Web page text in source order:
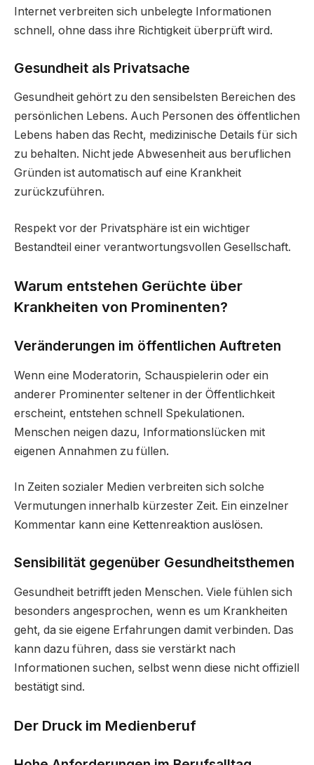
Internet verbreiten sich unbelegte Informationen
schnell, ohne dass ihre Richtigkeit überprüft wird.
Gesundheit als Privatsache
Gesundheit gehört zu den sensibelsten Bereichen des
persönlichen Lebens. Auch Personen des öffentlichen
Lebens haben das Recht, medizinische Details für sich
zu behalten. Nicht jede Abwesenheit aus beruflichen
Gründen ist automatisch auf eine Krankheit
zurückzuführen.
Respekt vor der Privatsphäre ist ein wichtiger
Bestandteil einer verantwortungsvollen Gesellschaft.
Warum entstehen Gerüchte über
Krankheiten von Prominenten?
Veränderungen im öffentlichen Auftreten
Wenn eine Moderatorin, Schauspielerin oder ein
anderer Prominenter seltener in der Öffentlichkeit
erscheint, entstehen schnell Spekulationen.
Menschen neigen dazu, Informationslücken mit
eigenen Annahmen zu füllen.
In Zeiten sozialer Medien verbreiten sich solche
Vermutungen innerhalb kürzester Zeit. Ein einzelner
Kommentar kann eine Kettenreaktion auslösen.
Sensibilität gegenüber Gesundheitsthemen
Gesundheit betrifft jeden Menschen. Viele fühlen sich
besonders angesprochen, wenn es um Krankheiten
geht, da sie eigene Erfahrungen damit verbinden. Das
kann dazu führen, dass sie verstärkt nach
Informationen suchen, selbst wenn diese nicht offiziell
bestätigt sind.
Der Druck im Medienberuf